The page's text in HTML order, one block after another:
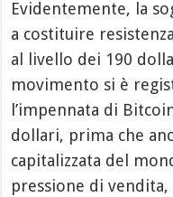
Evidentemente, la
a costituire
al livello dei 190
movimento si è
l’impennata di
dollari, prima che
capitalizzata del
pressione di